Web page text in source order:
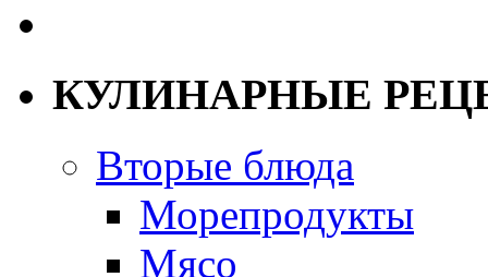
КУЛИНАРНЫЕ
Вторые блюда
Морепродукты
Мясо